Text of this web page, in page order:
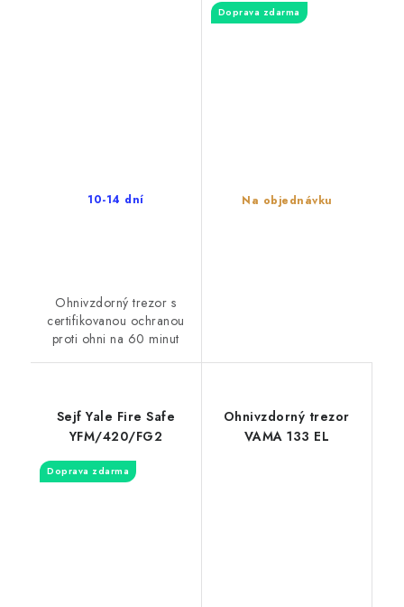
10-14 dní
Ohnivzdorný trezor s
certifikovanou ochranou
proti ohni na 60 minut
Doprava zdarma
Na objednávku
Sejf Yale Fire Safe
YFM/420/FG2
Doprava zdarma
Ohnivzdorný trezor
VAMA 133 EL